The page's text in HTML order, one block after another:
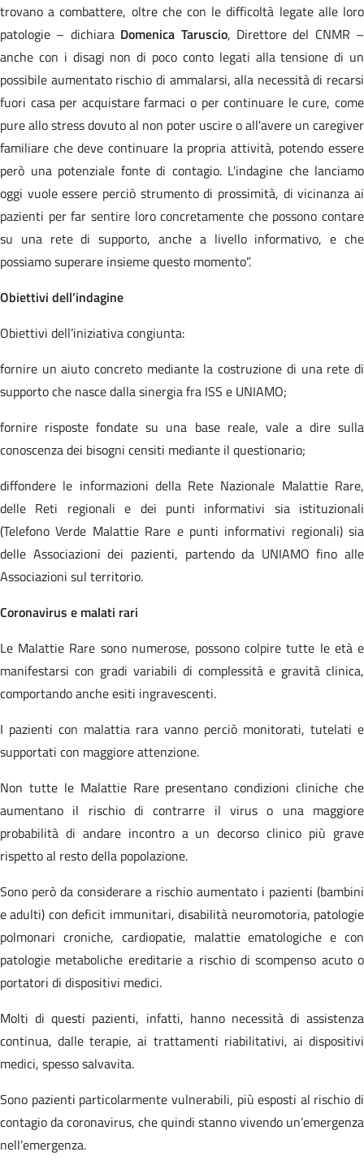
trovano a combattere, oltre che con le difficoltà legate alle loro
patologie – dichiara Domenica Taruscio, Direttore del CNMR –
anche con i disagi non di poco conto legati alla tensione di un
possibile aumentato rischio di ammalarsi, alla necessità di recarsi
fuori casa per acquistare farmaci o per continuare le cure, come
pure allo stress dovuto al non poter uscire o all'avere un caregiver
familiare che deve continuare la propria attività, potendo essere
però una potenziale fonte di contagio. L'indagine che lanciamo
oggi vuole essere perciò strumento di prossimità, di vicinanza ai
pazienti per far sentire loro concretamente che possono contare
su una rete di supporto, anche a livello informativo, e che
possiamo superare insieme questo momento”.
Obiettivi dell’indagine
Obiettivi dell’iniziativa congiunta:
fornire un aiuto concreto mediante la costruzione di una rete di
supporto che nasce dalla sinergia fra ISS e UNIAMO;
fornire risposte fondate su una base reale, vale a dire sulla
conoscenza dei bisogni censiti mediante il questionario;
diffondere le informazioni della Rete Nazionale Malattie Rare,
delle Reti regionali e dei punti informativi sia istituzionali
(Telefono Verde Malattie Rare e punti informativi regionali) sia
delle Associazioni dei pazienti, partendo da UNIAMO fino alle
Associazioni sul territorio.
Coronavirus e malati rari
Le Malattie Rare sono numerose, possono colpire tutte le età e
manifestarsi con gradi variabili di complessità e gravità clinica,
comportando anche esiti ingravescenti.
I pazienti con malattia rara vanno perciò monitorati, tutelati e
supportati con maggiore attenzione.
Non tutte le Malattie Rare presentano condizioni cliniche che
aumentano il rischio di contrarre il virus o una maggiore
probabilità di andare incontro a un decorso clinico più grave
rispetto al resto della popolazione.
Sono però da considerare a rischio aumentato i pazienti (bambini
e adulti) con deficit immunitari, disabilità neuromotoria, patologie
polmonari croniche, cardiopatie, malattie ematologiche e con
patologie metaboliche ereditarie a rischio di scompenso acuto o
portatori di dispositivi medici.
Molti di questi pazienti, infatti, hanno necessità di assistenza
continua, dalle terapie, ai trattamenti riabilitativi, ai dispositivi
medici, spesso salvavita.
Sono pazienti particolarmente vulnerabili, più esposti al rischio di
contagio da coronavirus, che quindi stanno vivendo un’emergenza
nell’emergenza.